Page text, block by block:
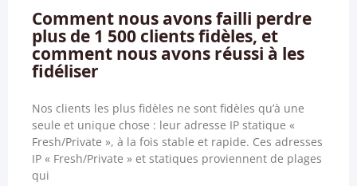
Comment nous avons failli perdre
plus de 1 500 clients fidèles, et
comment nous avons réussi à les
fidéliser
Nos clients les plus fidèles ne sont fidèles qu’à une
seule et unique chose : leur adresse IP statique «
Fresh/Private », à la fois stable et rapide. Ces adresses
IP « Fresh/Private » et statiques proviennent de plages
qui